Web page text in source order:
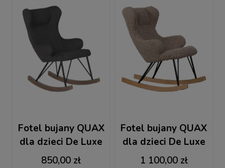
Fotel bujany QUAX
dla dzieci De Luxe
Czarny
850,00 zł
Fotel bujany QUAX
dla dzieci De Luxe
Stone
1 100,00 zł